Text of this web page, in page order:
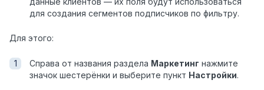
для создания сегментов подписчиков по фильтру.
Для этого:
Справа от названия раздела Маркетинг нажмите
значок шестерёнки и выберите пункт Настройки.